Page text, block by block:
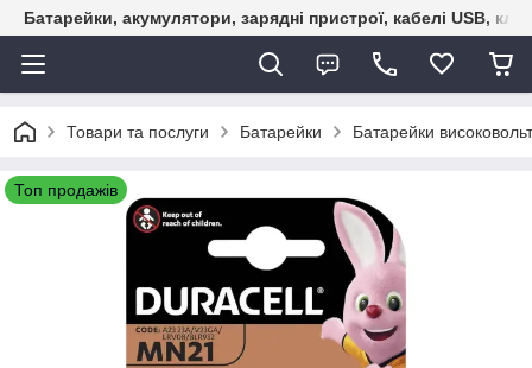
Батарейки, акумулятори, зарядні пристрої, кабелі USB,
Товари та послуги Батарейки Батарейки
Топ продажів